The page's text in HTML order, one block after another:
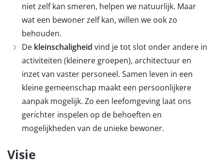
niet zelf kan smeren, helpen we natuurlijk. Maar
wat een bewoner zelf kan, willen we ook zo
behouden.
De kleinschaligheid vind je tot slot onder andere in
activiteiten (kleinere groepen), architectuur en
inzet van vaster personeel. Samen leven in een
kleine gemeenschap maakt een persoonlijkere
aanpak mogelijk. Zo een leefomgeving laat ons
gerichter inspelen op de behoeften en
mogelijkheden van de unieke bewoner.
Visie